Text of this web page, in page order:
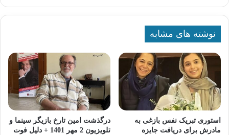
نوشته های مشابه
استوری تبریک نفس بازغی به
مادرش برای دریافت جایزه
درگذشت امین تارخ بازیگر سینما و
تلویزیون 2 مهر 1401 + دلیل فوت